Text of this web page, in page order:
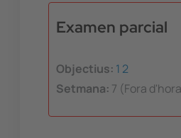
Examen parcial
Objectius: 1 2
Setmana: 7 (Fora